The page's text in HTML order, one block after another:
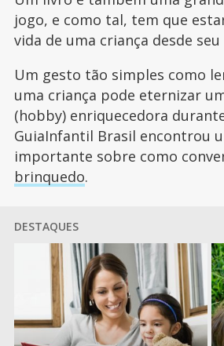
jogo, e como tal, tem que
vida de uma criança desde
Um gesto tão simples como
uma criança pode eternizar
(hobby) enriquecedora
GuiaInfantil Brasil encontrou
importante sobre como
brinquedo.
DESTAQUES